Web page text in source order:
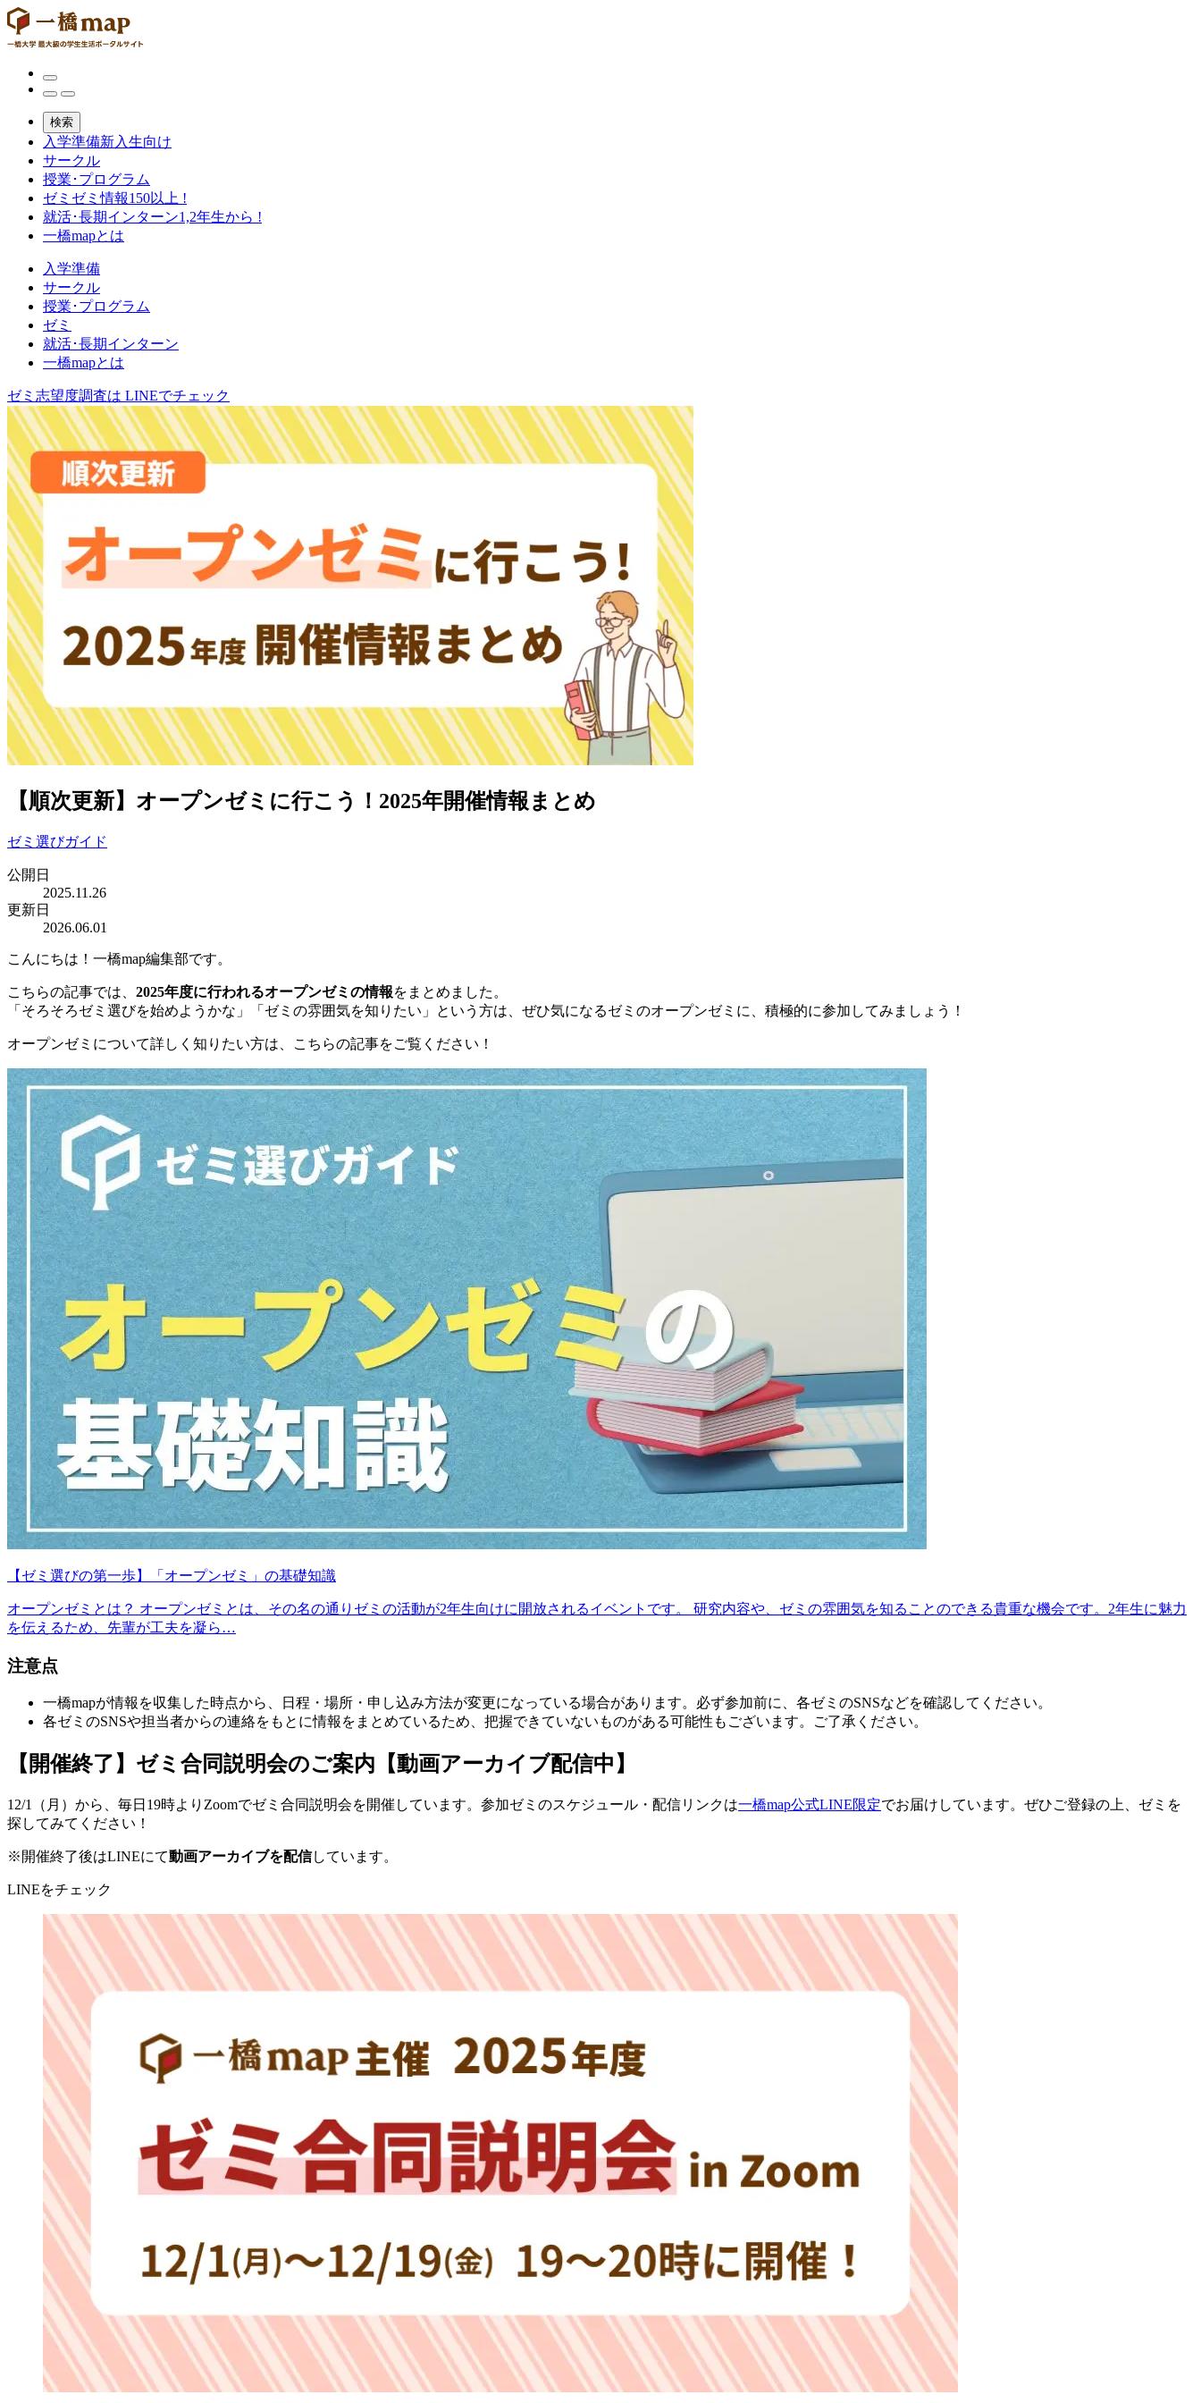
検索
入学準備新入生向け
サークル
授業･プログラム
ゼミ ゼミ情報150以上 !
就活･長期インターン1,2年生から !
一橋mapとは
入学準備
サークル
授業･プログラム
ゼミ
就活･長期インターン
一橋mapとは
ゼミ志望度調査は LINEでチェック
【順次更新】オープンゼミに行こう！2025年開催情報まとめ
ゼミ選びガイド
公開日
2025.11.26
更新日
2026.06.01
こんにちは！一橋map編集部です。
こちらの記事では、 2025年度に行われるオープンゼミの情報をまとめました。
「そろそろゼミ選びを始めようかな」「ゼミの雰囲気を知りたい」という方は、ぜひ気になるゼミのオープンゼミに、積極的に参加してみましょう！
オープンゼミについて詳しく知りたい方は、こちらの記事をご覧ください！
【ゼミ選びの第一歩】「オープンゼミ」の基礎知識
オープンゼミとは？ オープンゼミとは、その名の通りゼミの活動が2年生向けに開放されるイベントです。 研究内容や、ゼミの雰囲気を知ることのできる貴重な機会です。2年生に魅力
を伝えるため、先輩が工夫を凝ら…
注意点
一橋mapが情報を収集した時点から、日程・場所・申し込み方法が変更になっている場合があります。必ず参加前に、各ゼミのSNSなどを確認してください。
各ゼミのSNSや担当者からの連絡をもとに情報をまとめているため、把握できていないものがある可能性もございます。ご了承ください。
【開催終了】ゼミ合同説明会のご案内【動画アーカイブ配信中】
12/1（月）から、毎日19時よりZoomでゼミ合同説明会を開催しています。参加ゼミのスケジュール・配信リンクは一橋map公式LINE限定でお届けしています。ぜひご登録の上、ゼミを
探してみてください！
※開催終了後はLINEにて動画アーカイブを配信しています。
LINEをチェック